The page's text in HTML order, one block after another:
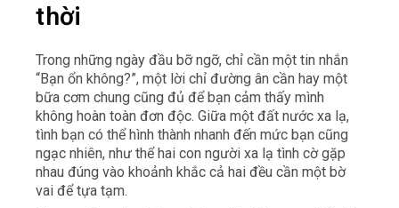
thời
Trong những ngày đầu bỡ ngỡ, chỉ cần một tin nhắn
“Bạn ổn không?”, một lời chỉ đường ân cần hay một
bữa cơm chung cũng đủ để bạn cảm thấy mình
không hoàn toàn đơn độc. Giữa một đất nước xa lạ,
tình bạn có thể hình thành nhanh đến mức bạn cũng
ngạc nhiên, như thể hai con người xa lạ tình cờ gặp
nhau đúng vào khoảnh khắc cả hai đều cần một bờ
vai để tựa tạm.